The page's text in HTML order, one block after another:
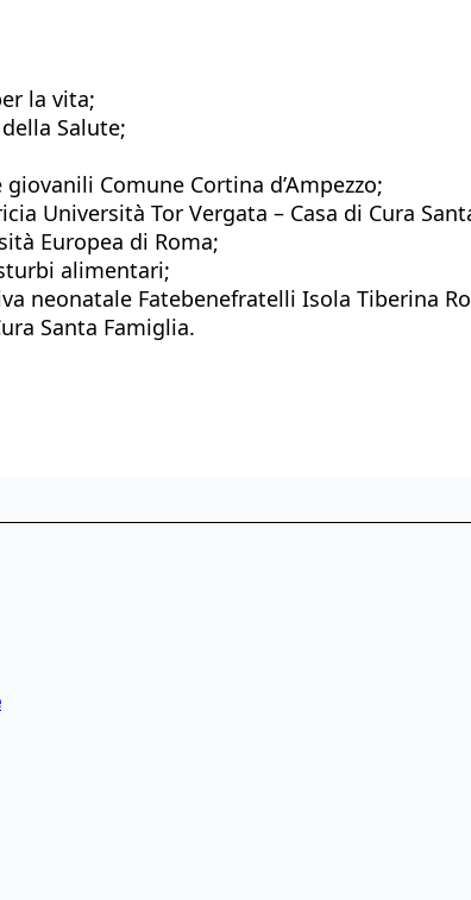
la vita;
Salute;
Comune Cortina d’Ampezzo;
Università Tor Vergata – Casa di Cura
Europea di Roma;
alimentari;
neonatale Fatebenefratelli Isola Tiberina
Santa Famiglia.